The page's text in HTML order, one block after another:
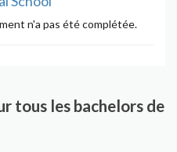
n'a pas été complétée.
tous les bachelors de